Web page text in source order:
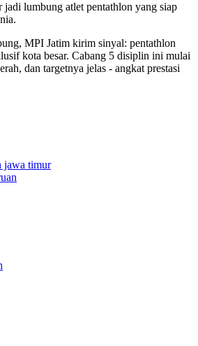
jadi lumbung atlet pentathlon yang siap
MPI Jatim kirim sinyal: pentathlon
kota besar. Cabang 5 disiplin ini mulai
dan targetnya jelas - angkat prestasi
jawa timur